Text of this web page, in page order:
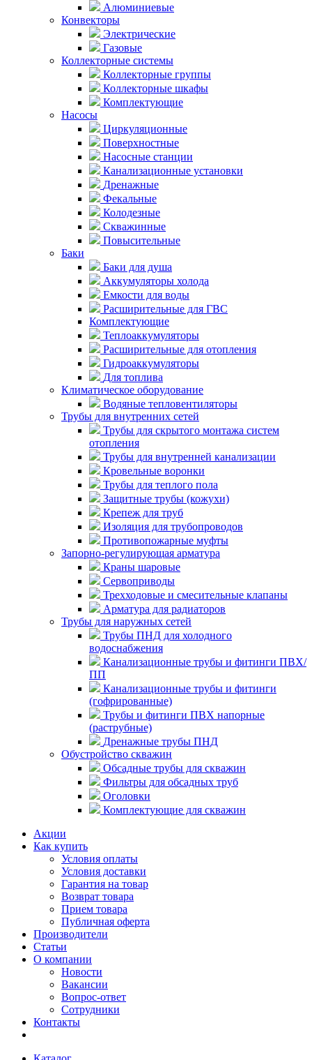
Алюминиевые
Конвекторы
Электрические
Газовые
Коллекторные системы
Коллекторные группы
Коллекторные шкафы
Комплектующие
Насосы
Циркуляционные
Поверхностные
Насосные станции
Канализационные установки
Дренажные
Фекальные
Колодезные
Скважинные
Повысительные
Баки
Баки для душа
Аккумуляторы холода
Емкости для воды
Расширительные для ГВС
Комплектующие
Теплоаккумуляторы
Расширительные для отопления
Гидроаккумуляторы
Для топлива
Климатическое оборудование
Водяные тепловентиляторы
Трубы для внутренних сетей
Трубы для скрытого монтажа систем
отопления
Трубы для внутренней канализации
Кровельные воронки
Трубы для теплого пола
Защитные трубы (кожухи)
Крепеж для труб
Изоляция для трубопроводов
Противопожарные муфты
Запорно-регулирующая арматура
Краны шаровые
Сервоприводы
Трехходовые и смесительные клапаны
Арматура для радиаторов
Трубы для наружных сетей
Трубы ПНД для холодного
водоснабжения
Канализационные трубы и фитинги ПВХ/
ПП
Канализационные трубы и фитинги
(гофрированные)
Трубы и фитинги ПВХ напорные
(раструбные)
Дренажные трубы ПНД
Обустройство скважин
Обсадные трубы для скважин
Фильтры для обсадных труб
Оголовки
Комплектующие для скважин
Акции
Как купить
Условия оплаты
Условия доставки
Гарантия на товар
Возврат товара
Прием товара
Публичная оферта
Производители
Статьи
О компании
Новости
Вакансии
Вопрос-ответ
Сотрудники
Контакты